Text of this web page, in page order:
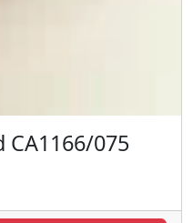
CA1166/075